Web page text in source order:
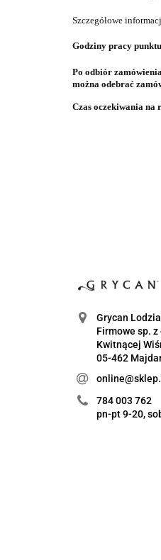
Szczegółowe
Godziny pracy
Po odbiór
można odebrać
Czas oczekiwania na
Grycan
Firmowe sp. z
Kwitnącej
05-462
784 003 762
pn-pt 9-20,